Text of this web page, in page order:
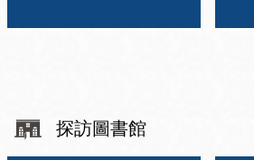
探訪圖書館